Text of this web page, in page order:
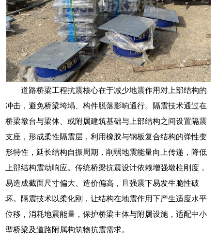
道路桥梁工程抗震核心在于减少地震作用对上部结构的
冲击，避免桥梁垮塌、构件脱落影响通行。隔震技术通过在
桥梁墩台与梁体、或附属建筑基础与上部结构之间设置隔震
支座，形成柔性隔震层，利用橡胶与钢板复合结构的弹性变
形特性，延长结构自振周期，削弱地震能量向上传递，降低
上部结构震动响应。传统桥梁抗震设计依赖增强墩柱刚度，
易造成截面尺寸偏大、造价偏高，且强震下易发生脆性破
坏。隔震技术以柔化刚，让结构在地震作用下产生适度水平
位移，消耗地震能量，保护桥梁主体与附属设施，适配中小
型桥梁及道路附属构筑物抗震需求。